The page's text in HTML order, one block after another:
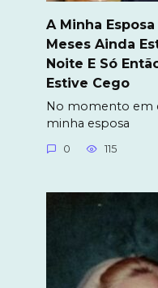
A Minha
Meses Ainda
Noite E Só
Estive Cego
No momento em
minha esposa
0 115